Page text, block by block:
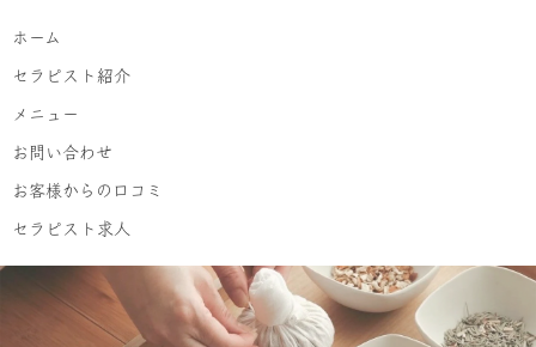
ホーム
セラピスト紹介
メニュー
お問い合わせ
お客様からの口コミ
セラピスト求人